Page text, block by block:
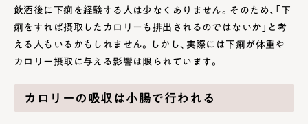
飲酒後に下痢を経験する人は少なくありません。そのため、「下
痢をすれば摂取したカロリーも排出されるのではないか」と考
える人もいるかもしれません。しかし、実際には下痢が体重や
カロリー摂取に与える影響は限られています。
カロリーの吸収は小腸で行われる